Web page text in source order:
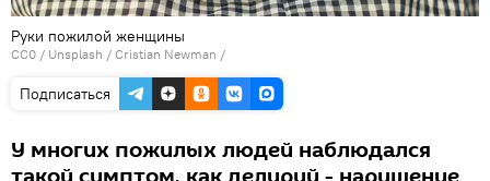
Руки пожилой женщины
CC0 / Unsplash / Cristian Newman /
Подписаться
У многих пожилых людей наблюдался